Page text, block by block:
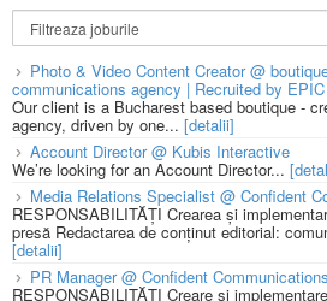
Photo & Video Content Creator @
communications agency | Recruited by
Our client is a Bucharest based boutique -
agency, driven by one... [detalii]
Account Director @ Kubis Interactive
We’re looking for an Account Director...
Media Relations Specialist @ Confident
RESPONSABILITĂȚI Crearea și
presă Redactarea de conținut editorial:
[detalii]
PR Manager @ Confident Communications
RESPONSABILITĂȚI Creare și